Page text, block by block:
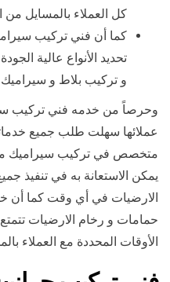
كل العملاء بالمسايل من
كما أن فني تركيب
تحديد الأنواع عالية
و تركيب بلاط و
وحرصاً من خدمه فني تركيب
عملائها سهلت طلب جميع
متخصص في تركيب سيراميك
يمكن الاستعانة به في تنفيذ
الارضيات في أي وقت كما أن
حمامات و رخام الارضيات
الأوقات المحددة مع العملاء